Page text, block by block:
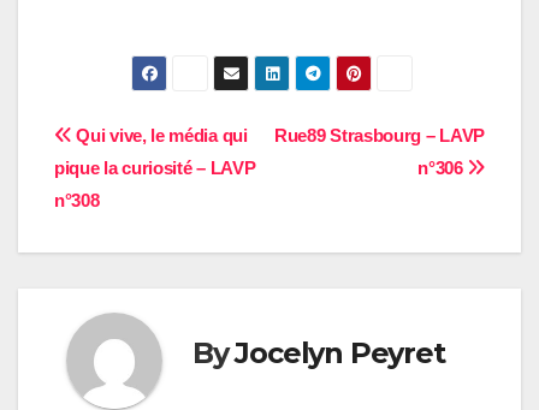
Navigation
de
l’article
Rue89 Strasbourg – LAVP
n°306
Qui vive, le média qui
pique la curiosité – LAVP
n°308
ByJocelyn Peyret